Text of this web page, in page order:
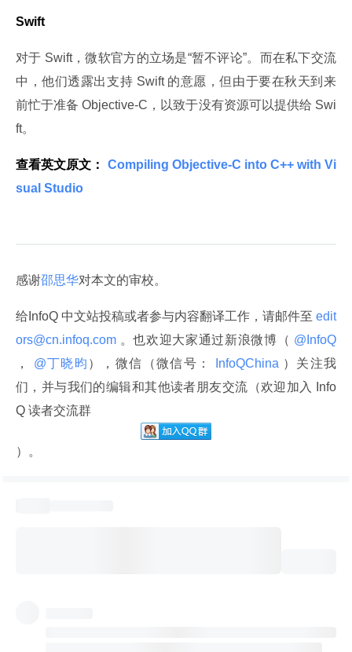
Swift
对于 Swift，微软官方的立场是“暂不评论”。而在私下交流
中，他们透露出支持 Swift 的意愿，但由于要在秋天到来
前忙于准备 Objective-C，以致于没有资源可以提供给 Swi
ft。
查看英文原文：
Compiling Objective-C into C++ with Vi
sual Studio
感谢邵思华对本文的审校。
给InfoQ 中文站投稿或者参与内容翻译工作，请邮件至 edit
ors@cn.infoq.com 。也欢迎大家通过新浪微博（
，
@丁晓昀 ），微信（微信号： InfoQChina ）关注我
们，并与我们的编辑和其他读者朋友交流（欢迎加入 Info
Q 读者交流群
）。